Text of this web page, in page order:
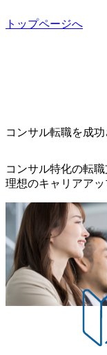
開発、運用保守と
特長 ビジネスへの
報 (https://
広いプロジェクト
トに入社し最年少
威人氏：BCG出身
案、人事組織テー
界においてはDX
する。 - 藏満 一馬
心に、DX戦略策定
の幅広いプロジェ
C出身。Xspear最年
ページ (https://
コンサルは終わり
から”のコンサルの
e/20250205-
on-
cb8-329e-4a45-a8f5-
アドバイザーによ
スタイム制度を実
間の範囲内で、出
ね、ワークライフ
ができる 【休日】
年間休日は125日（
休暇は年間24日（4
れます。 年次有給
ができます。 慶弔
りますが、3～7日
ュ休暇は、規程で
ッシュ休暇を取得
の制度】 育児休暇
の子を育てるすべ
トップページへ
コンサル転職を成功
コンサル特化の転職
理想のキャリアアッ